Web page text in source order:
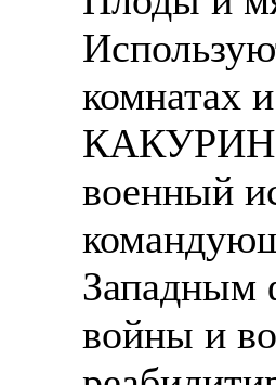
комнатах
КАКУРИН -
военный
Западным
войны и